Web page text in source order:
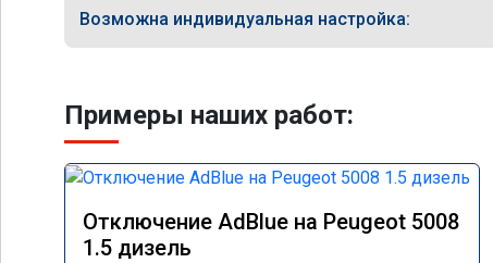
Возможна индивидуальная настройка:
Примеры наших работ:
Отключение AdBlue на Peugeot 5008
1.5 дизель